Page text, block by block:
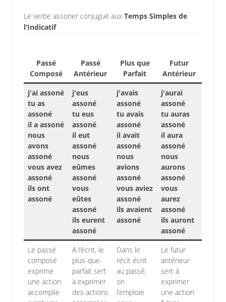
Le verbe assoner conjugué aux Temps Simples de
l’Indicatif
Passé
Composé
Passé
Antérieur
Plus que
Parfait
Futur
Antérieur
j'ai assoné
tu as
assoné
il a assoné
nous
avons
assoné
vous avez
assoné
ils ont
assoné
j'eus
assoné
tu eus
assoné
il eut
assoné
nous
eûmes
assoné
vous
eûtes
assoné
ils eurent
assoné
j'avais
assoné
tu avais
assoné
il avait
assoné
nous
avions
assoné
vous aviez
assoné
ils avaient
assoné
j'aurai
assoné
tu auras
assoné
il aura
assoné
nous
aurons
assoné
vous
aurez
assoné
ils auront
assoné
Le passé
composé
exprime
une action
accomplie
À l’écrit, le
plus-que-
parfait sert
à exprimer
des actions
Dans le
récit écrit
au passé,
on
l’emploie
Le futur
antérieur
sert à
exprimer
une action